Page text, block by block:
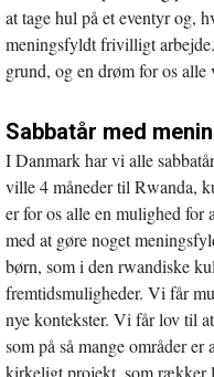
at tage hul på et eventyr og,
meningsfyldt frivilligt
grund, og en drøm for os
Sabbatår med
I Danmark har vi alle
ville 4 måneder til Rwanda,
er for os alle en mulighed for
med at gøre noget
børn, som i den rwandiske
fremtidsmuligheder. Vi får
nye kontekster. Vi får lov til
som på så mange områder er
kirkeligt projekt, som rækker